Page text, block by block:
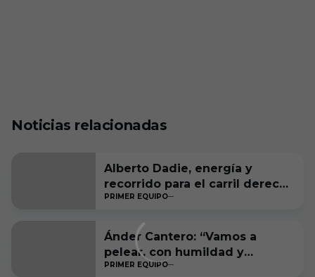
Noticias relacionadas
Alberto Dadie, energía y
recorrido para el carril derecho
blanquinegro
PRIMER EQUIPO
Ánder Cantero: “Vamos a
pelear, con humildad y
ambición, por estar entre los
PRIMER EQUIPO